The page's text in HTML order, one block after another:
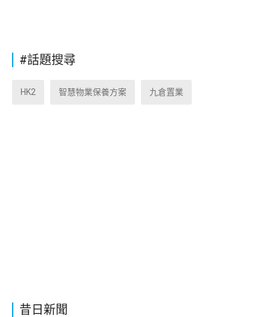
昔日新聞
#話題搜尋
HK2 智慧物業保養方案 九倉置業